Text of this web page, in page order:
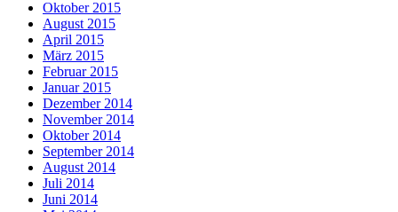
Oktober 2015
August 2015
April 2015
März 2015
Februar 2015
Januar 2015
Dezember 2014
November 2014
Oktober 2014
September 2014
August 2014
Juli 2014
Juni 2014